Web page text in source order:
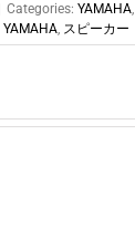
Categories: YAMAHA,
YAMAHA, スピーカー